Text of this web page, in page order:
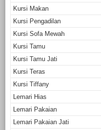
Kursi Makan
Kursi Pengadilan
Kursi Sofa Mewah
Kursi Tamu
Kursi Tamu Jati
Kursi Teras
Kursi Tiffany
Lemari Hias
Lemari Pakaian
Lemari Pakaian Jati